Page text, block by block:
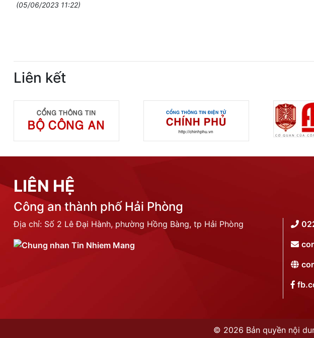
(05/06/2023 11:22)
Liên kết
LIÊN HỆ
Công an thành phố Hải Phòng
Địa chỉ: Số 2 Lê Đại Hành, phường Hồng Bàng, tp Hải Phòng
© 2026 Bản quyền nội